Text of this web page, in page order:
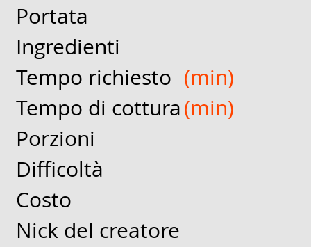
Portata
Ingredienti
Tempo richiesto (min)
Tempo di cottura(min)
Porzioni
Difficoltà
Costo
Nick del creatore